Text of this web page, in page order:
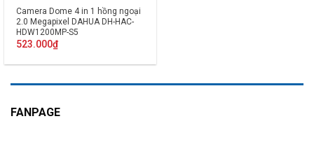
Camera Dome 4 in 1 hồng ngoại
2.0 Megapixel DAHUA DH-HAC-
HDW1200MP-S5
523.000₫
FANPAGE